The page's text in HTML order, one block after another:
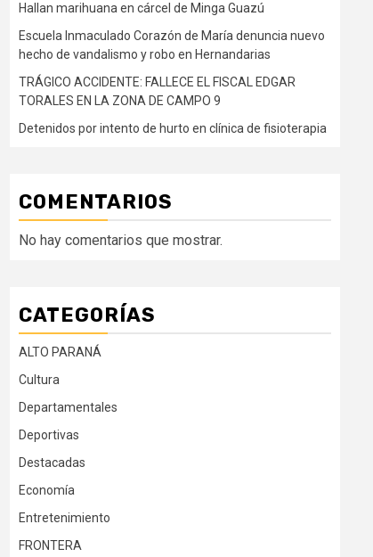
Hallan marihuana en cárcel de Minga Guazú
Escuela Inmaculado Corazón de María denuncia nuevo
hecho de vandalismo y robo en Hernandarias
TRÁGICO ACCIDENTE: FALLECE EL FISCAL EDGAR
TORALES EN LA ZONA DE CAMPO 9
Detenidos por intento de hurto en clínica de fisioterapia
COMENTARIOS
No hay comentarios que mostrar.
CATEGORÍAS
ALTO PARANÁ
Cultura
Departamentales
Deportivas
Destacadas
Economía
Entretenimiento
FRONTERA